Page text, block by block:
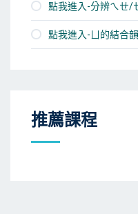
點我進入-分辨ㄟㄝ/
點我進入-ㄩ的結合
推薦課程